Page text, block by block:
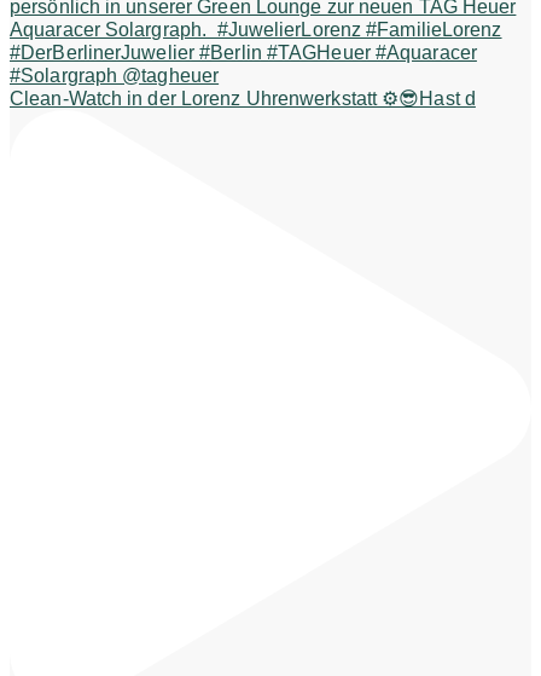
Clean-Watch in der Lorenz Uhrenwerkstatt ⚙️😎Hast d